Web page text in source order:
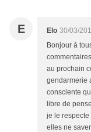
E Elo 30/03/
Bonjour à
au prochain
gendarmerie
consciente
libre de
je le
elles ne